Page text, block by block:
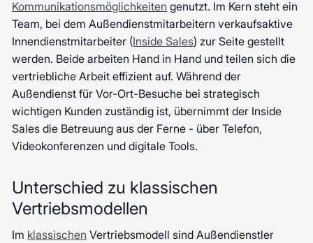
Kommunikationsmöglichkeiten genutzt. Im Kern steht ein
Team, bei dem Außendienstmitarbeitern verkaufsaktive
Innendienstmitarbeiter (Inside Sales) zur Seite gestellt
werden. Beide arbeiten Hand in Hand und teilen sich die
vertriebliche Arbeit effizient auf. Während der
Außendienst für Vor-Ort-Besuche bei strategisch
wichtigen Kunden zuständig ist, übernimmt der Inside
Sales die Betreuung aus der Ferne - über Telefon,
Videokonferenzen und digitale Tools.
Unterschied zu klassischen
Vertriebsmodellen
Im klassischen Vertriebsmodell sind Außendienstler